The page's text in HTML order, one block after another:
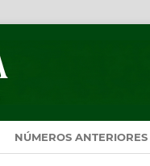
NÚMEROS ANTERIORES